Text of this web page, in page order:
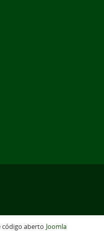
código aberto Joomla